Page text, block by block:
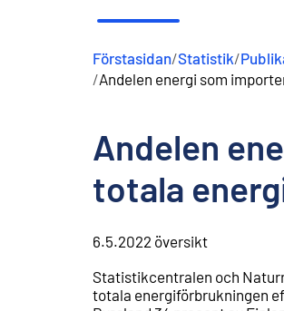
Förstasidan/Statistik/
/Andelen energi som
Andelen
totala
6.5.2022 översikt
Statistikcentralen och
totala energiförbrukningen